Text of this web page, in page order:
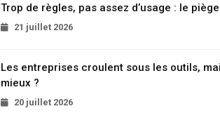
Trop de règles, pas assez d’usage : le
21 juillet 2026
Les entreprises croulent sous les outils,
mieux ?
20 juillet 2026